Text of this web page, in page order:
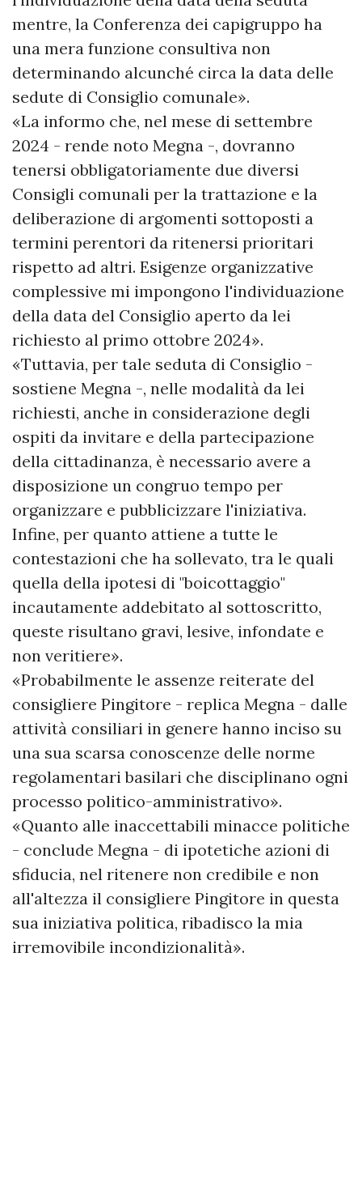
mentre, la Conferenza dei capigruppo ha
una mera funzione consultiva non
determinando alcunché circa la data delle
sedute di Consiglio comunale».
«La informo che, nel mese di settembre
2024 - rende noto Megna -, dovranno
tenersi obbligatoriamente due diversi
Consigli comunali per la trattazione e la
deliberazione di argomenti sottoposti a
termini perentori da ritenersi prioritari
rispetto ad altri. Esigenze organizzative
complessive mi impongono l'individuazione
della data del Consiglio aperto da lei
richiesto al primo ottobre 2024».
«Tuttavia, per tale seduta di Consiglio -
sostiene Megna -, nelle modalità da lei
richiesti, anche in considerazione degli
ospiti da invitare e della partecipazione
della cittadinanza, è necessario avere a
disposizione un congruo tempo per
organizzare e pubblicizzare l'iniziativa.
Infine, per quanto attiene a tutte le
contestazioni che ha sollevato, tra le quali
quella della ipotesi di "boicottaggio"
incautamente addebitato al sottoscritto,
queste risultano gravi, lesive, infondate e
non veritiere».
«Probabilmente le assenze reiterate del
consigliere Pingitore - replica Megna - dalle
attività consiliari in genere hanno inciso su
una sua scarsa conoscenze delle norme
regolamentari basilari che disciplinano ogni
processo politico-amministrativo».
«Quanto alle inaccettabili minacce politiche
- conclude Megna - di ipotetiche azioni di
sfiducia, nel ritenere non credibile e non
all'altezza il consigliere Pingitore in questa
sua iniziativa politica, ribadisco la mia
irremovibile incondizionalità».